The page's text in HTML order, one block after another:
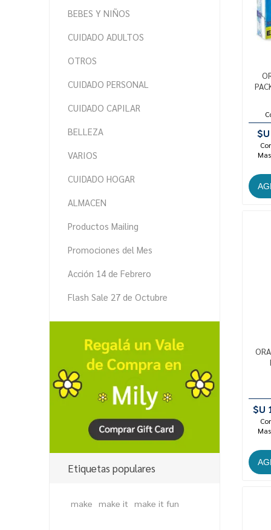
$U
BEBES Y NIÑOS
CUIDADO ADULTOS
OTROS
CUIDADO PERSONAL
CUIDADO CAPILAR
BELLEZA
VARIOS
CUIDADO HOGAR
ALMACEN
Productos Mailing
Promociones del Mes
Acción 14 de Febrero
Flash Sale 27 de Octubre
Etiquetas populares
make make it make it fun